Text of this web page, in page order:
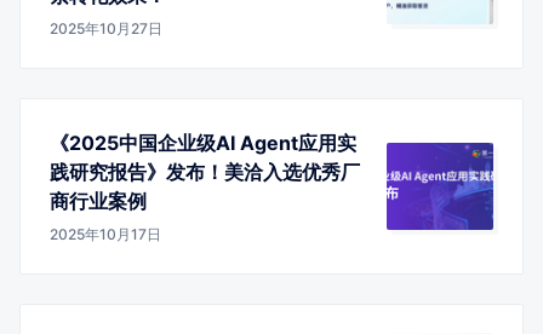
2025年10月27日
《2025中国企业级AI Agent应用实
践研究报告》发布！美洽入选优秀厂
商行业案例
2025年10月17日